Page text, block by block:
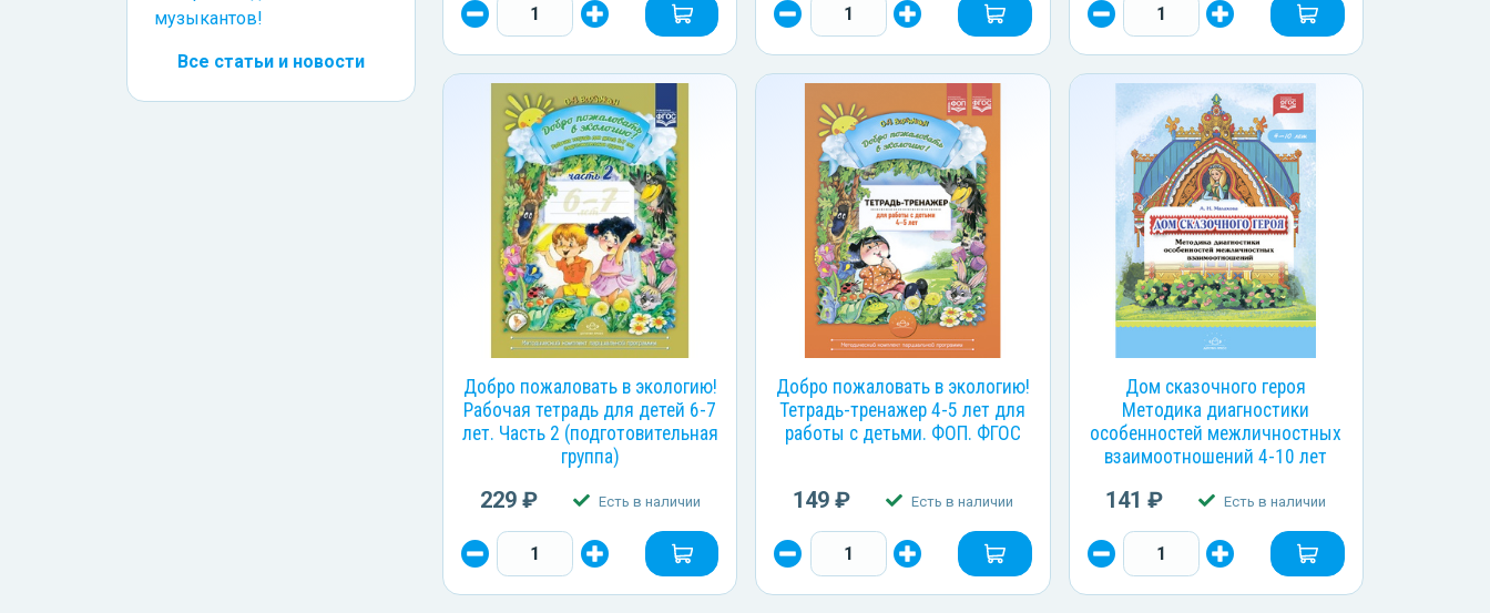
музыкантов!
Все статьи и новости
Добро пожаловать в экологию!
Рабочая тетрадь для детей 6-7
лет. Часть 2 (подготовительная
группа)
229 ₽ Есть в наличии
Добро пожаловать в экологию!
Тетрадь-тренажер 4-5 лет для
работы с детьми. ФОП. ФГОС
149 ₽ Есть в наличии
Дом сказочного героя
Методика диагностики
особенностей межличностных
взаимоотношений 4-10 лет
141 ₽ Есть в наличии